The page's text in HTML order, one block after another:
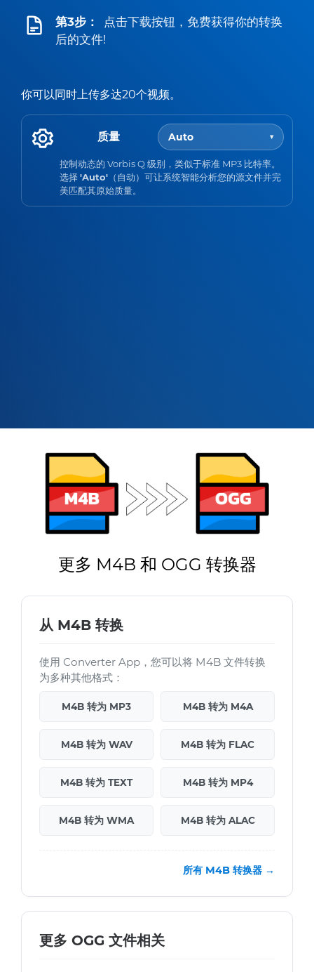
第3步：
点击下载按钮，免费获得你的转换
后的文件!
你可以同时上传多达20个视频。
质量 Auto ▾
控制动态的 Vorbis Q 级别，类似于标准 MP3 比特率。
选择'Auto' （自动）可让系统智能分析您的源文件并完
美匹配其原始质量。
更多 M4B 和 OGG 转换器
从 M4B 转换
使用 Converter App，您可以将 M4B 文件转换
为多种其他格式：
M4B 转为 MP3 M4B 转为 M4A
M4B 转为 WAV M4B 转为 FLAC
M4B 转为 TEXT M4B 转为 MP4
M4B 转为 WMA M4B 转为 ALAC
所有 M4B 转换器 →
更多 OGG 文件相关